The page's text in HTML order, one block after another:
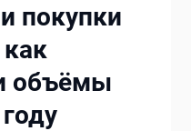
покупки
объёмы